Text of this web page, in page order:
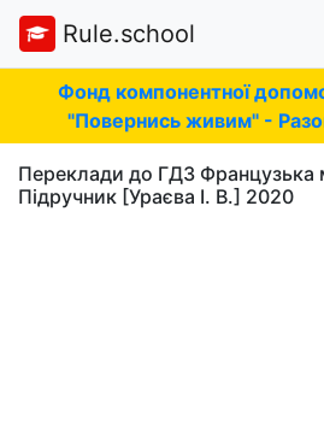
Rule.school
Фонд компонентної
"Повернись живим" -
Переклади до ГДЗ Французька
Підручник [Ураєва І. В.] 2020